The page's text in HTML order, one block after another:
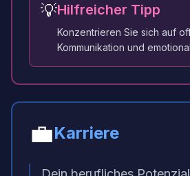
💡Hilfreicher Tipp
Konzentrieren Sie sich auf
Kommunikation und
💼Karriere